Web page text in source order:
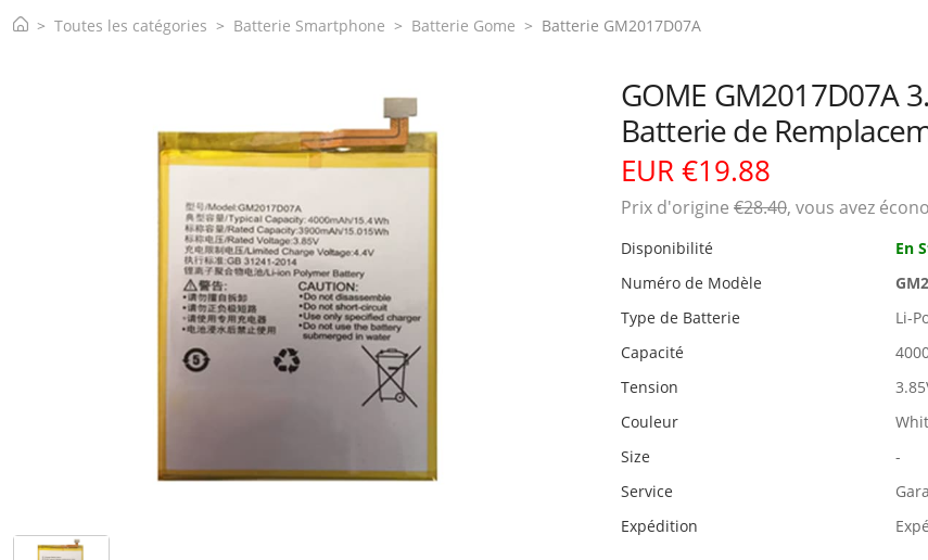
Toutes les catégories Batterie Smartphone Batterie Gome Batterie GM2017D07A
GOME GM2017D07A
Batterie de
EUR €19.88
Prix ​​d'origine €28.40, vous avez
Disponibilité
En
Numéro de Modèle
Type de Batterie
Li-
Capacité
Tension
Couleur
Size
-
Service
Expédition